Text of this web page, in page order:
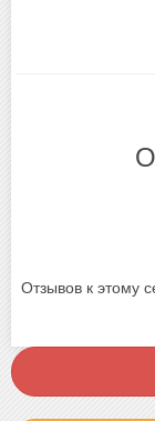
Отзывов к этому